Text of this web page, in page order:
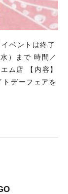
ベントは終了
）まで 時間／
ム店 【内容】
デーフェアを